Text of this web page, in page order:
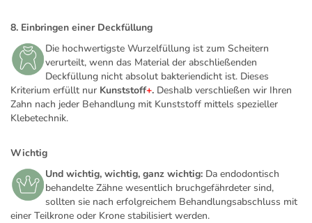
8. Einbringen einer Deckfüllung
Die hochwertigste Wurzelfüllung ist zum Scheitern
verurteilt, wenn das Material der abschließenden
Deckfüllung nicht absolut bakteriendicht ist. Dieses
Kriterium erfüllt nur Kunststoff+. Deshalb verschließen wir Ihren
Zahn nach jeder Behandlung mit Kunststoff mittels spezieller
Klebetechnik.
Wichtig
Und wichtig, wichtig, ganz wichtig: Da endodontisch
behandelte Zähne wesentlich bruchgefährdeter sind,
sollten sie nach erfolgreichem Behandlungsabschluss mit
einer Teilkrone oder Krone stabilisiert werden.